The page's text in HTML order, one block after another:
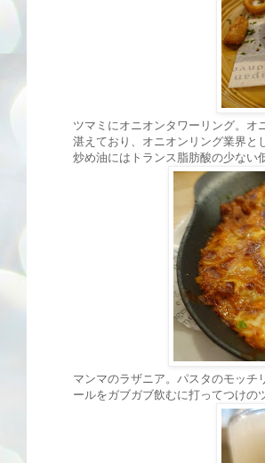
ツマミにオニオンタワーリング。オ
湛えており、オニオンリング業界と
炒め油にはトランス脂肪酸の少ない
マンマのラザニア。パスタのモッチ
ールをガブガブ飲むに打ってつけの